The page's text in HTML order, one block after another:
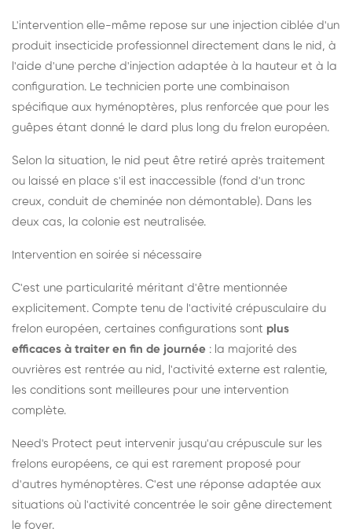
L'intervention elle-même repose sur une injection ciblée d'un
produit insecticide professionnel directement dans le nid, à
l'aide d'une perche d'injection adaptée à la hauteur et à la
configuration. Le technicien porte une combinaison
spécifique aux hyménoptères, plus renforcée que pour les
guêpes étant donné le dard plus long du frelon européen.
Selon la situation, le nid peut être retiré après traitement
ou laissé en place s'il est inaccessible (fond d'un tronc
creux, conduit de cheminée non démontable). Dans les
deux cas, la colonie est neutralisée.
Intervention en soirée si nécessaire
C'est une particularité méritant d'être mentionnée
explicitement. Compte tenu de l'activité crépusculaire du
frelon européen, certaines configurations sont plus
efficaces à traiter en fin de journée : la majorité des
ouvrières est rentrée au nid, l'activité externe est ralentie,
les conditions sont meilleures pour une intervention
complète.
Need's Protect peut intervenir jusqu'au crépuscule sur les
frelons européens, ce qui est rarement proposé pour
d'autres hyménoptères. C'est une réponse adaptée aux
situations où l'activité concentrée le soir gêne directement
le foyer.